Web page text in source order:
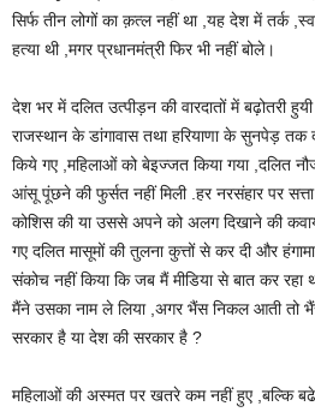
सिर्फ तीन लोगों का क़त्ल नहीं था ,यह देश में तर्क
हत्या थी ,मगर प्रधानमंत्री फिर भी नहीं बोले।
देश भर में दलित उत्पीड़न की वारदातों में बढ़ोतरी
राजस्थान के डांगावास तथा हरियाणा के सुनपेड़
किये गए ,महिलाओं को बेइज्जत किया गया ,दलित
आंसू पूंछने की फुर्सत नहीं मिली .हर नरसंहार पर सत्ता
कोशिस की या उससे अपने को अलग दिखाने की
गए दलित मासूमों की तुलना कुत्तों से कर दी और
संकोच नहीं किया कि जब मैं मीडिया से बात कर रहा
मैंने उसका नाम ले लिया ,अगर भैंस निकल आती तो
सरकार है या देश की सरकार है ?
महिलाओं की अस्मत पर खतरे कम नहीं हुए ,बल्कि